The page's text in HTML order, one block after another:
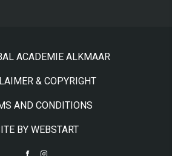
ACADEMIE ALKMAAR
& COPYRIGHT
AND CONDITIONS
BY WEBSTART